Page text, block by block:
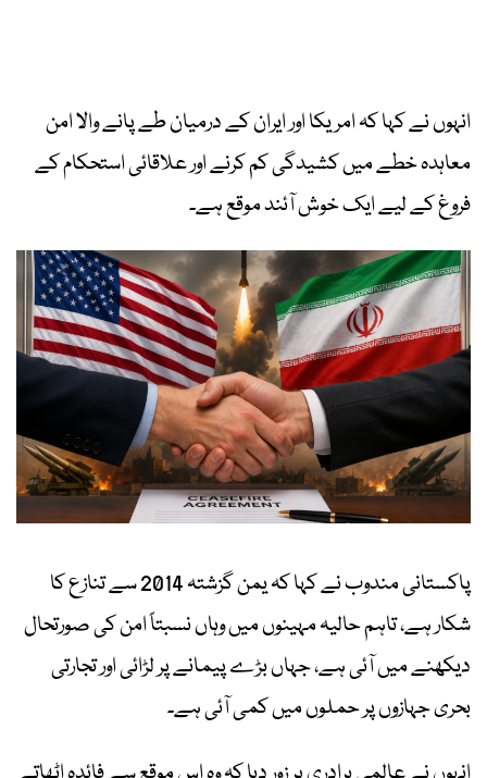
انہوں نے کہا کہ امریکا اور ایران کے درمیان طے پانے والا امن
معاہدہ خطے میں کشیدگی کم کرنے اور علاقائی استحکام کے
فروغ کے لیے ایک خوش آئند موقع ہے۔
پاکستانی مندوب نے کہا کہ یمن گزشتہ 2014 سے تنازع کا
شکار ہے، تاہم حالیہ مہینوں میں وہاں نسبتاً امن کی صورتحال
دیکھنے میں آئی ہے، جہاں بڑے پیمانے پر لڑائی اور تجارتی
بحری جہازوں پر حملوں میں کمی آئی ہے۔